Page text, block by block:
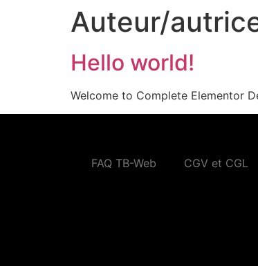
Auteur/
Hello world!
Welcome to Complete Elementor
FAQ TB-Web CGV et CGL